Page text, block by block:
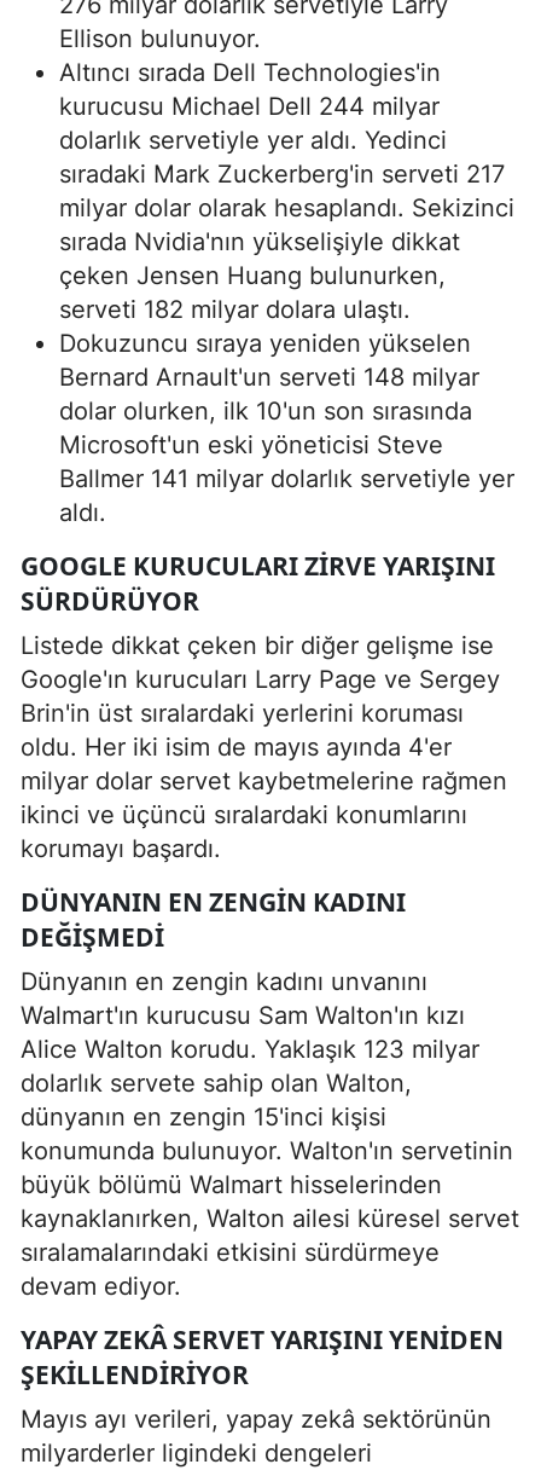
Ellison bulunuyor.
Altıncı sırada Dell Technologies'in
kurucusu Michael Dell 244 milyar
dolarlık servetiyle yer aldı. Yedinci
sıradaki Mark Zuckerberg'in serveti 217
milyar dolar olarak hesaplandı. Sekizinci
sırada Nvidia'nın yükselişiyle dikkat
çeken Jensen Huang bulunurken,
serveti 182 milyar dolara ulaştı.
Dokuzuncu sıraya yeniden yükselen
Bernard Arnault'un serveti 148 milyar
dolar olurken, ilk 10'un son sırasında
Microsoft'un eski yöneticisi Steve
Ballmer 141 milyar dolarlık servetiyle yer
aldı.
GOOGLE KURUCULARI ZIRVE YARIŞINI
SÜRDÜRÜYOR
Listede dikkat çeken bir diğer gelişme ise
Google'ın kurucuları Larry Page ve Sergey
Brin'in üst sıralardaki yerlerini koruması
oldu. Her iki isim de mayıs ayında 4'er
milyar dolar servet kaybetmelerine rağmen
ikinci ve üçüncü sıralardaki konumlarını
korumayı başardı.
DÜNYANIN EN ZENGIN KADINI
DEĞIŞMEDI
Dünyanın en zengin kadını unvanını
Walmart'ın kurucusu Sam Walton'ın kızı
Alice Walton korudu. Yaklaşık 123 milyar
dolarlık servete sahip olan Walton,
dünyanın en zengin 15'inci kişisi
konumunda bulunuyor. Walton'ın servetinin
büyük bölümü Walmart hisselerinden
kaynaklanırken, Walton ailesi küresel servet
sıralamalarındaki etkisini sürdürmeye
devam ediyor.
YAPAY ZEKÂ SERVET YARIŞINI YENIDEN
ŞEKILLENDIRIYOR
Mayıs ayı verileri, yapay zekâ sektörünün
milyarderler ligindeki dengeleri